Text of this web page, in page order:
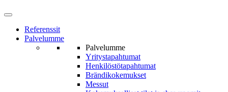
Referenssit
Palvelumme
Palvelumme
Yritys­tapahtumat
Henkilöstö­tapahtumat
Brändi­kokemukset
Messut